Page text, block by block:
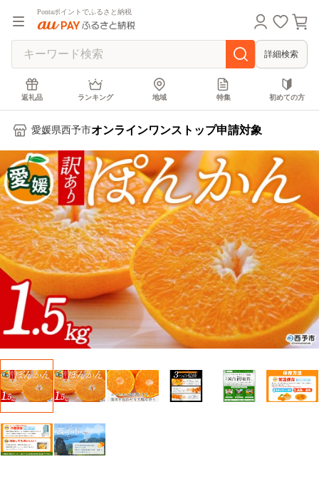
Pontaポイントでふるさと納税
詳細検索
返礼品 ランキング 地域 特集 初めての方
愛媛県西予市オンラインワンストップ申請対象